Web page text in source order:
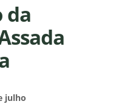
da
julho